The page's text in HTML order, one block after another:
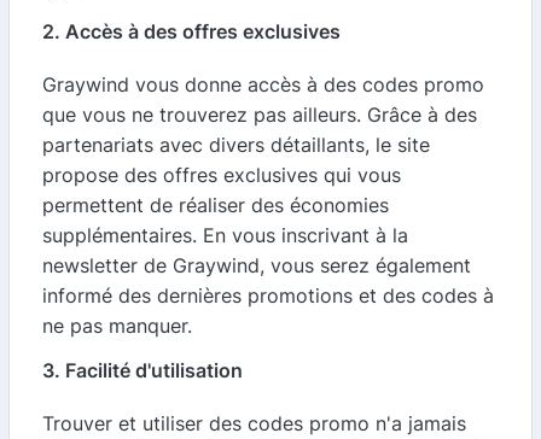
2. Accès à des offres exclusives
Graywind vous donne accès à des codes promo
que vous ne trouverez pas ailleurs. Grâce à des
partenariats avec divers détaillants, le site
propose des offres exclusives qui vous
permettent de réaliser des économies
supplémentaires. En vous inscrivant à la
newsletter de Graywind, vous serez également
informé des dernières promotions et des codes à
ne pas manquer.
3. Facilité d'utilisation
Trouver et utiliser des codes promo n'a jamais